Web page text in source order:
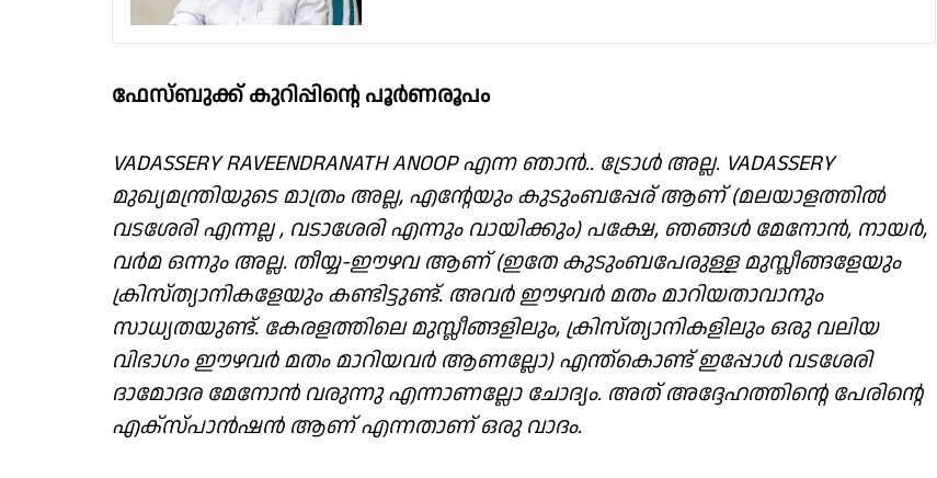
ഫേസ്ബുക്ക് കുറിപ്പിന്റെ പൂർണരൂപം
VADASSERY RAVEENDRANATH ANOOP എന്ന ഞാൻ.. ട്രോൾ അല്ല. VADASSERY
മുഖ്യമന്ത്രിയുടെ മാത്രം അല്ല, എൻ്റേയും കുടുംബപ്പേര് ആണ് (മലയാളത്തിൽ
വടശേരി എന്നല്ല , വടാശേരി എന്നും വായിക്കും) പക്ഷേ, ഞങ്ങൾ മേനോൻ, നായർ,
വർമ ഒന്നും അല്ല. തീയ്യ-ഈഴവ ആണ് (ഇതേ കുടുംബപേരുള്ള മുസ്ലീങ്ങളേയും
ക്രിസ്ത്യാനികളേയും കണ്ടിട്ടുണ്ട്. അവർ ഈഴവർ മതം മാറിയതാവാനും
സാധ്യതയുണ്ട്. കേരളത്തിലെ മുസ്ലീങ്ങളിലും, ക്രിസ്ത്യാനികളിലും ഒരു വലിയ
വിഭാഗം ഈഴവർ മതം മാറിയവർ ആണല്ലോ) എന്ത്കൊണ്ട് ഇപ്പോൾ വടശേരി
ദാമോദര മേനോൻ വരുന്നു എന്നാണല്ലോ ചോദ്യം. അത് അദ്ദേഹത്തിൻ്റെ പേരിൻ്റെ
എക്സ്പാൻഷൻ ആണ് എന്നതാണ് ഒരു വാദം.